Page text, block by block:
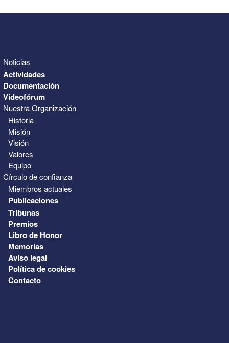
Noticias
Actividades
Documentación
Videofórum
Nuestra Organización
Historia
Misión
Visión
Valores
Equipo
Círculo de confianza
Miembros actuales
Publicaciones
Tribunas
Premios
Libro de Honor
Memorias
Aviso legal
Política de cookies
Contacto